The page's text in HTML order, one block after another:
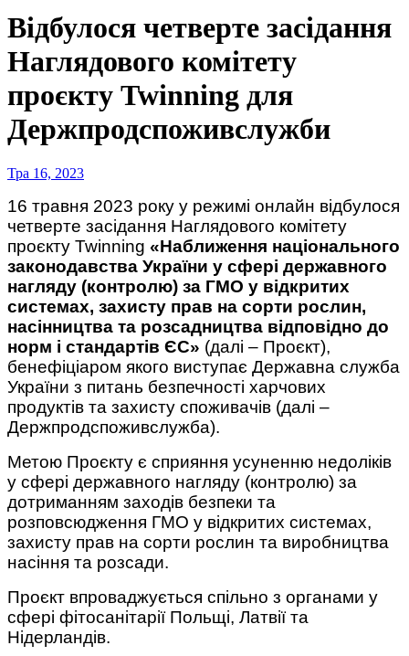
Відбулося четверте засідання
Наглядового комітету
проєкту Twinning для
Держпродспоживслужби
Тра 16, 2023
16 травня 2023 року у режимі онлайн відбулося
четверте засідання Наглядового комітету
проєкту Twinning «Наближення національного
законодавства України у сфері державного
нагляду (контролю) за ГМО у відкритих
системах, захисту прав на сорти рослин,
насінництва та розсадництва відповідно до
норм і стандартів ЄС» (далі – Проєкт),
бенефіціаром якого виступає Державна служба
України з питань безпечності харчових
продуктів та захисту споживачів (далі –
Держпродспоживслужба).
Метою Проєкту є сприяння усуненню недоліків
у сфері державного нагляду (контролю) за
дотриманням заходів безпеки та
розповсюдження ГМО у відкритих системах,
захисту прав на сорти рослин та виробництва
насіння та розсади.
Проєкт впроваджується спільно з органами у
сфері фітосанітарії Польщі, Латвії та
Нідерландів.